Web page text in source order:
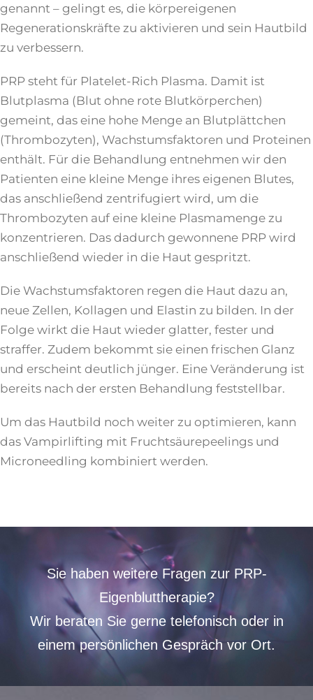
genannt – gelingt es, die körpereigenen
Regenerationskräfte zu aktivieren und sein Hautbild
zu verbessern.
PRP steht für Platelet-Rich Plasma. Damit ist
Blutplasma (Blut ohne rote Blutkörperchen)
gemeint, das eine hohe Menge an Blutplättchen
(Thrombozyten), Wachstumsfaktoren und Proteinen
enthält. Für die Behandlung entnehmen wir den
Patienten eine kleine Menge ihres eigenen Blutes,
das anschließend zentrifugiert wird, um die
Thrombozyten auf eine kleine Plasmamenge zu
konzentrieren. Das dadurch gewonnene PRP wird
anschließend wieder in die Haut gespritzt.
Die Wachstumsfaktoren regen die Haut dazu an,
neue Zellen, Kollagen und Elastin zu bilden. In der
Folge wirkt die Haut wieder glatter, fester und
straffer. Zudem bekommt sie einen frischen Glanz
und erscheint deutlich jünger. Eine Veränderung ist
bereits nach der ersten Behandlung feststellbar.
Um das Hautbild noch weiter zu optimieren, kann
das Vampirlifting mit Fruchtsäurepeelings und
Microneedling kombiniert werden.
Sie haben weitere Fragen zur PRP-
Eigenbluttherapie?
Wir beraten Sie gerne telefonisch oder in
einem persönlichen Gespräch vor Ort.